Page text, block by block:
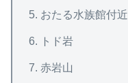
おたる水族館付近
トド岩
赤岩山